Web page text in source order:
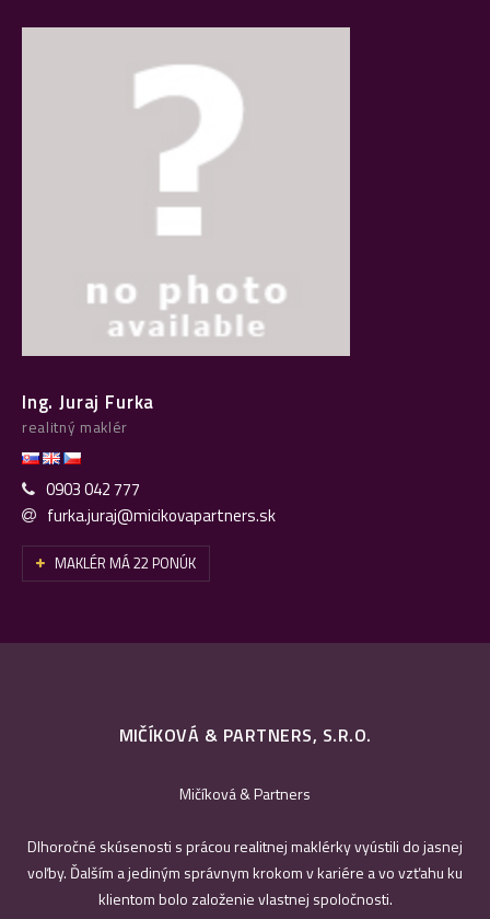
Ing. Juraj Furka
realitný maklér
0903 042 777
furka.juraj@micikovapartners.sk
MAKLÉR MÁ 22 PONÚK
MIČÍKOVÁ & PARTNERS, S.R.O.
Mičíková & Partners
Dlhoročné skúsenosti s prácou realitnej maklérky vyústili do jasnej
voľby. Ďalším a jediným správnym krokom v kariére a vo vzťahu ku
klientom bolo založenie vlastnej spoločnosti.